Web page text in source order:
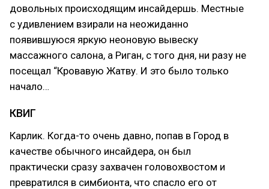
довольных происходящим инсайдершь. Местные
с удивлением взирали на неожиданно
появившуюся яркую неоновую вывеску
массажного салона, а Риган, с того дня, ни разу не
посещал “Кровавую Жатву. И это было только
начало…
КВИГ
Карлик. Когда-то очень давно, попав в Город в
качестве обычного инсайдера, он был
практически сразу захвачен головохвостом и
превратился в симбионта, что спасло его от